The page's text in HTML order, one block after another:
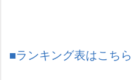
■ランキング表はこちら